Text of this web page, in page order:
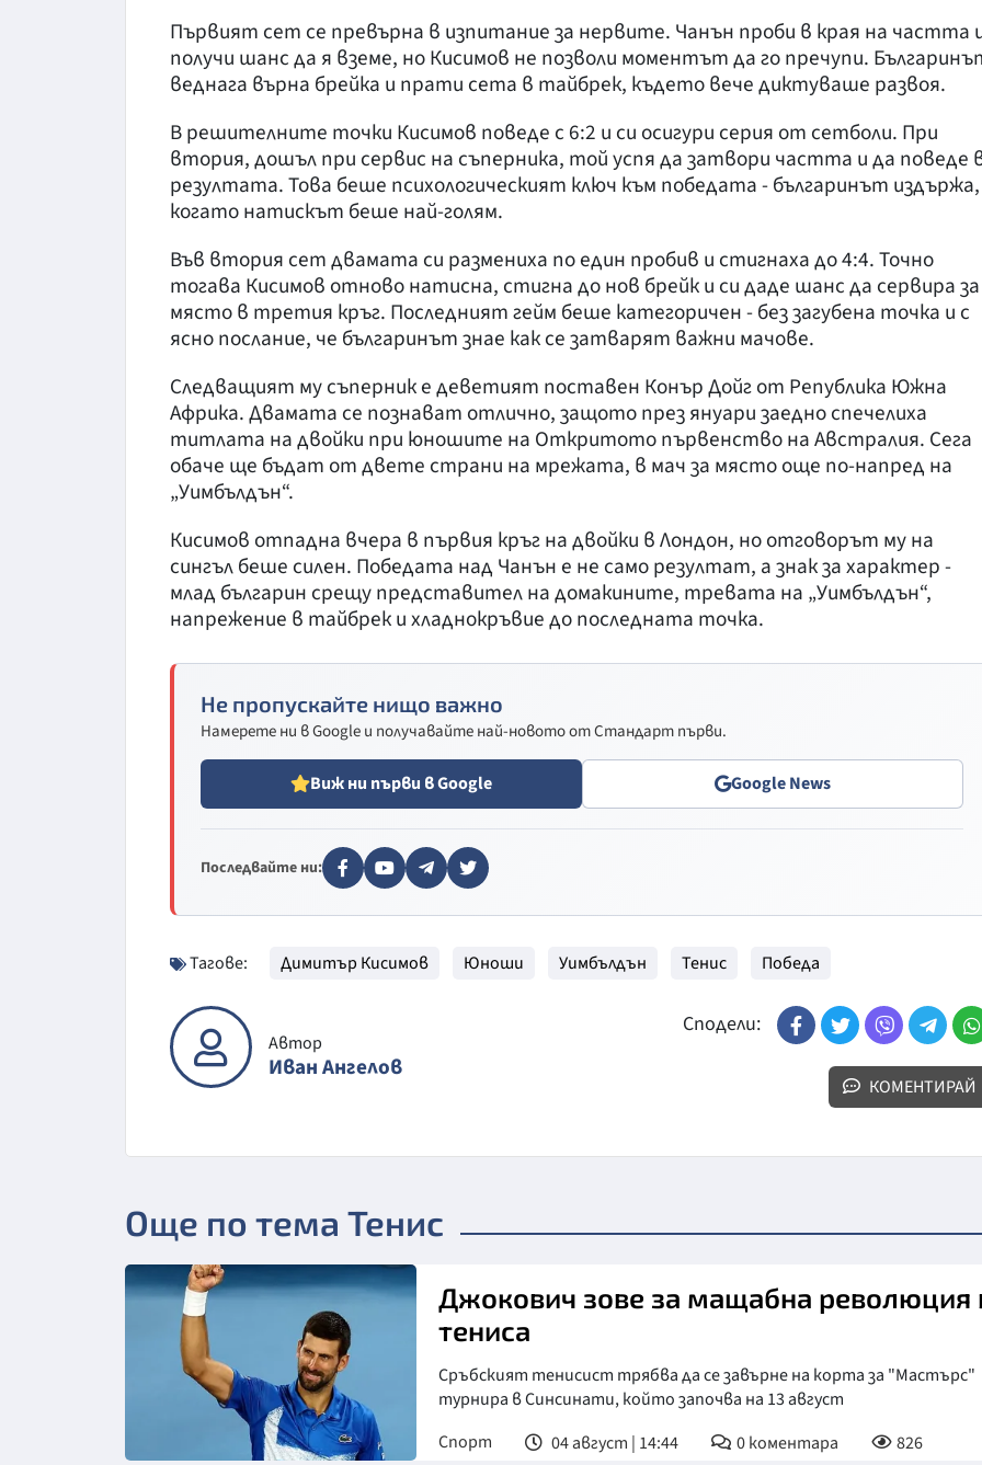
Първият сет се превърна в изпитание за нервите. Чанън проби в края на частта
получи шанс да я вземе, но Кисимов не позволи моментът да го пречупи.
веднага върна брейка и прати сета в тайбрек, където вече диктуваше развоя.
В решителните точки Кисимов поведе с 6:2 и си осигури серия от сетболи. При
втория, дошъл при сервис на съперника, той успя да затвори частта и да поведе
резултата. Това беше психологическият ключ към победата - българинът издържа,
когато натискът беше най-голям.
Във втория сет двамата си размениха по един пробив и стигнаха до 4:4. Точно
тогава Кисимов отново натисна, стигна до нов брейк и си даде шанс да сервира за
място в третия кръг. Последният гейм беше категоричен - без загубена точка и с
ясно послание, че българинът знае как се затварят важни мачове.
Следващият му съперник е деветият поставен Конър Дойг от Република Южна
Африка. Двамата се познават отлично, защото през януари заедно спечелиха
титлата на двойки при юношите на Откритото първенство на Австралия. Сега
обаче ще бъдат от двете страни на мрежата, в мач за място още по-напред на
„Уимбълдън“.
Кисимов отпадна вчера в първия кръг на двойки в Лондон, но отговорът му на
сингъл беше силен. Победата над Чанън е не само резултат, а знак за характер -
млад българин срещу представител на домакините, тревата на „Уимбълдън“,
напрежение в тайбрек и хладнокръвие до последната точка.
Не пропускайте нищо важно
Намерете ни в Google и получавайте най-новото от Стандарт първи.
Виж ни първи в Google Google News
Последвайте ни:
Тагове: Димитър Кисимов Юноши Уимбълдън Тенис Победа
Автор
Иван Ангелов
Сподели:
КОМЕНТИРАЙ
Още по тема Тенис
Джокович зове за мащабна революция
тениса
Сръбският тенисист трябва да се завърне на корта за "Мастърс"
турнира в Синсинати, който започва на 13 август
Спорт
04 август | 14:44 0коментара 826